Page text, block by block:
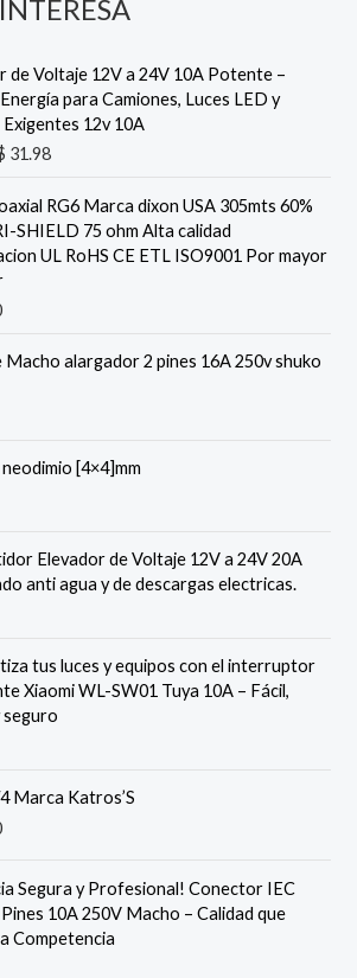
de Voltaje 12V a 24V 10A Potente –
para Camiones, Luces LED y
Exigentes 12v 10A
p
31.98
l
p
r
e
i
o
a
a
:
1
.
.
RG6 Marca dixon USA 305mts 60%
SHIELD 75 ohm Alta calidad
UL RoHS CE ETL ISO9001 Por mayor
Macho alargador 2 pines 16A 250v shuko
[4×4]mm
Elevador de Voltaje 12V a 24V 20A
anti agua y de descargas electricas.
tus luces y equipos con el interruptor
Xiaomi WL-SW01 Tuya 10A – Fácil,
seguro
Marca Katros’S
Segura y Profesional! Conector IEC
10A 250V Macho – Calidad que
Competencia